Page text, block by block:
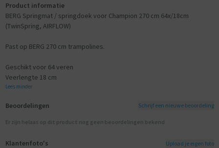
Product informatie
BERG Springmat / springdoek voor Champion 270 cm 64x/18cm
(TwinSpring, AIRFLOW)
Past op BERG 270 cm trampolines.
Geschikt voor 64 veren
Veerlengte 18 cm
Lees minder
Beoordelingen Schrijf een nieuwe beoordeling
Er zijn helaas op dit product nog geen beoordelingen bekend
Klantenfoto's Upload je eigen foto